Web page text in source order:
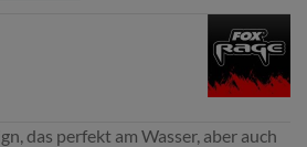
das perfekt am Wasser, aber auch